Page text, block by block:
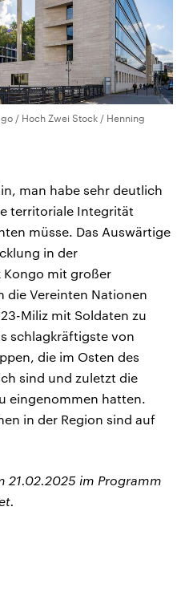
/ Hoch Zwei Stock / Henning
man habe sehr deutlich
territoriale Integrität
müsse. Das Auswärtige
in der
Kongo mit großer
die Vereinten Nationen
Miliz mit Soldaten zu
schlagkräftigste von
die im Osten des
sind und zuletzt die
eingenommen hatten.
in der Region sind auf
21.02.2025 im Programm